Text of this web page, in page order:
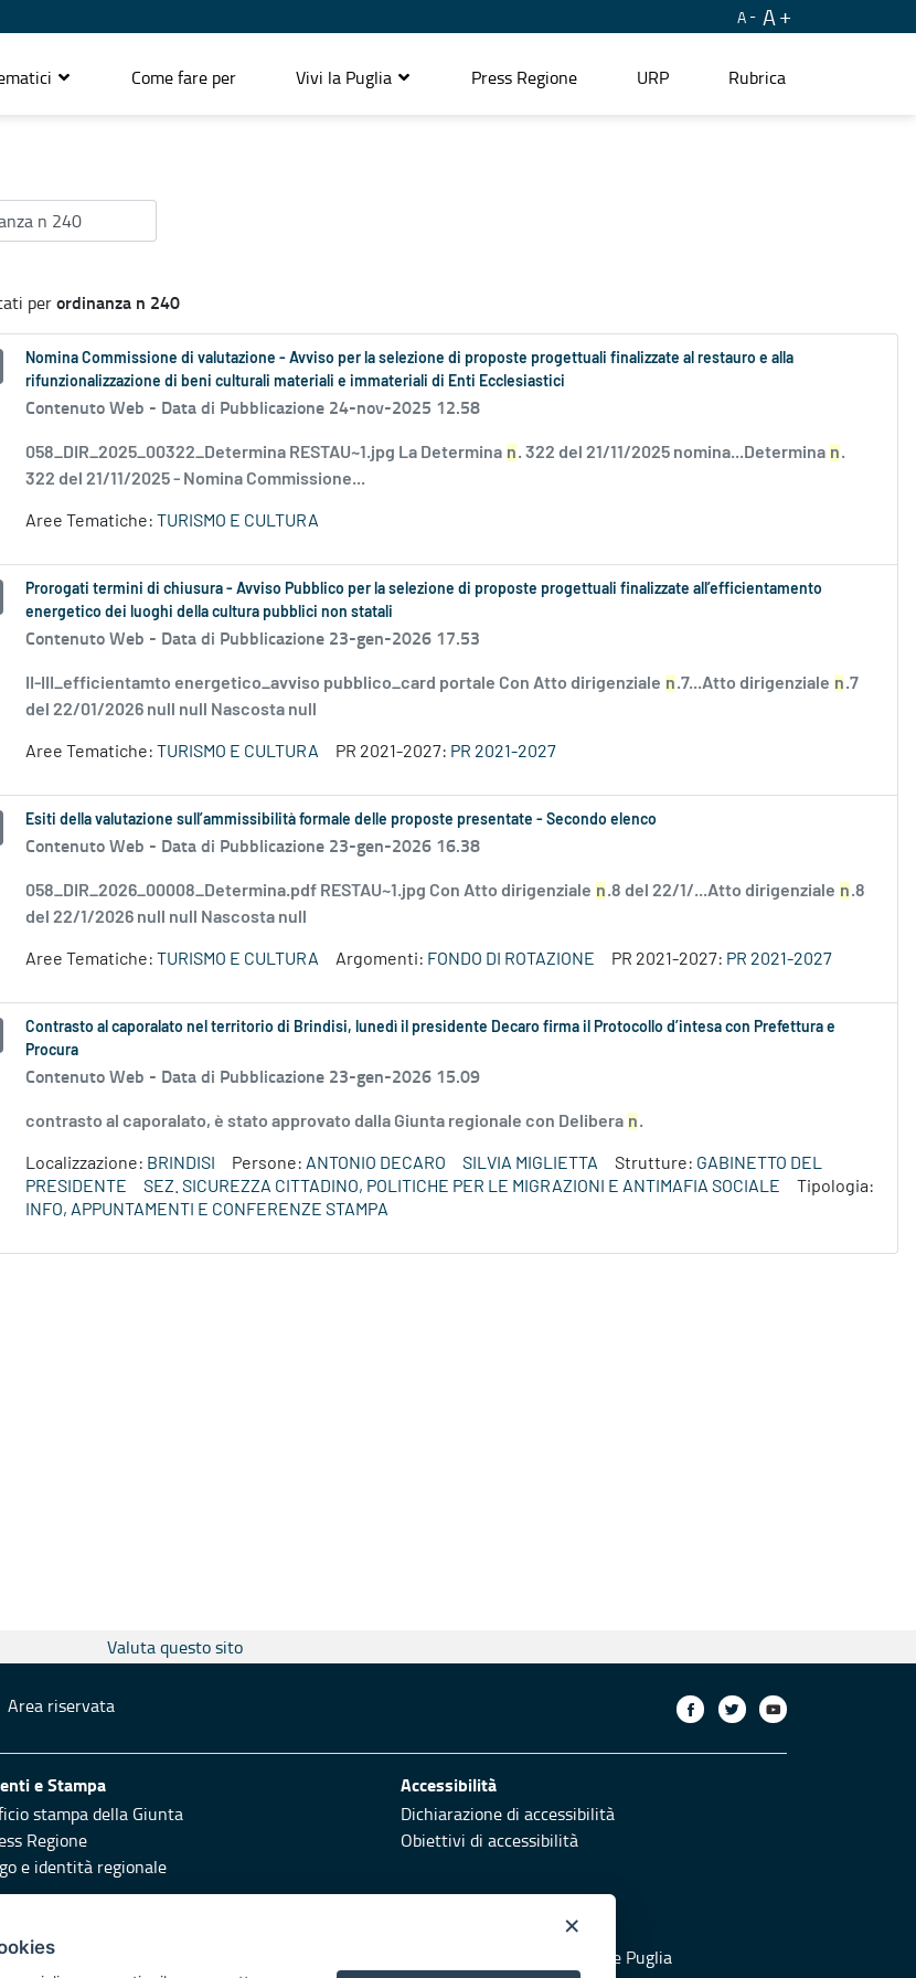
A A
Come fare per Vivi la Puglia Press Regione URP Rubrica
perordinanza n 240
Nomina Commissione di valutazione - Avviso per la selezione di proposte progettuali finalizzate al restauro e alla
rifunzionalizzazione di beni culturali materiali e immateriali di Enti Ecclesiastici
Contenuto Web - Data di Pubblicazione 24-nov-2025 12.58
058_DIR_2025_00322_Determina RESTAU~1.jpg La Determina n. 322 del 21/11/2025 nomina...Determina n.
322 del 21/11/2025 - Nomina Commissione...
Aree Tematiche: TURISMO E CULTURA
Prorogati termini di chiusura - Avviso Pubblico per la selezione di proposte progettuali finalizzate all’efficientamento
energetico dei luoghi della cultura pubblici non statali
Contenuto Web - Data di Pubblicazione 23-gen-2026 17.53
II-III_efficientamto energetico_avviso pubblico_card portale Con Atto dirigenziale n.7...Atto dirigenziale n.7
del 22/01/2026 null null Nascosta null
Aree Tematiche: TURISMO E CULTURA PR 2021-2027: PR 2021-2027
Esiti della valutazione sull’ammissibilità formale delle proposte presentate - Secondo elenco
Contenuto Web - Data di Pubblicazione 23-gen-2026 16.38
058_DIR_2026_00008_Determina.pdf RESTAU~1.jpg Con Atto dirigenziale n.8 del 22/1/...Atto dirigenziale n.8
del 22/1/2026 null null Nascosta null
Aree Tematiche: TURISMO E CULTURA Argomenti: FONDO DI ROTAZIONE PR 2021-2027: PR 2021-2027
Contrasto al caporalato nel territorio di Brindisi, lunedì il presidente Decaro firma il Protocollo d’intesa con Prefettura e
Procura
Contenuto Web - Data di Pubblicazione 23-gen-2026 15.09
contrasto al caporalato, è stato approvato dalla Giunta regionale con Delibera n.
Localizzazione: BRINDISI Persone: ANTONIO DECARO SILVIA MIGLIETTA Strutture: GABINETTO DEL
PRESIDENTE
SEZ. SICUREZZA CITTADINO, POLITICHE PER LE MIGRAZIONI E ANTIMAFIA SOCIALE
Tipologia:
INFO, APPUNTAMENTI E CONFERENZE STAMPA
Valuta questo sito
Area riservata
e Stampa
stampa della Giunta
Regione
e identità regionale
Accessibilità
Dichiarazione di accessibilità
Obiettivi di accessibilità
di pubblicazione Vai al sito di Protezione Civile Puglia
×